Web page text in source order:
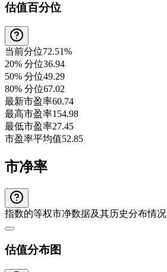
估值百分位
当前分位72.51%
20% 分位36.94
50% 分位49.29
80% 分位67.02
最新市盈率60.74
最高市盈率154.98
最低市盈率27.45
市盈率平均值52.85
市净率
指数的等权市净数据及其历史分布情况
估值分布图